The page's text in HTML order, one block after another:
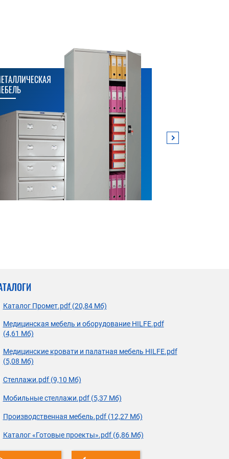
Каталог Промет.pdf (20,84 Мб)
Медицинская мебель и оборудование HILFE.pdf
(4,61 Мб)
Медицинские кровати и палатная мебель HILFE.pdf
(5,08 Мб)
Стеллажи.pdf (9,10 Мб)
Мобильные стеллажи.pdf (5,37 Мб)
Производственная мебель.pdf (12,27 Мб)
Каталог «Готовые проекты».pdf (6,86 Мб)